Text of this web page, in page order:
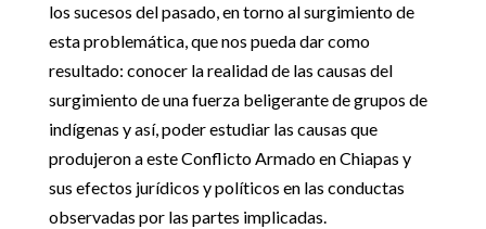
los sucesos del pasado, en torno al surgimiento de
esta problemática, que nos pueda dar como
resultado: conocer la realidad de las causas del
surgimiento de una fuerza beligerante de grupos de
indígenas y así, poder estudiar las causas que
produjeron a este Conflicto Armado en Chiapas y
sus efectos jurídicos y políticos en las conductas
observadas por las partes implicadas.